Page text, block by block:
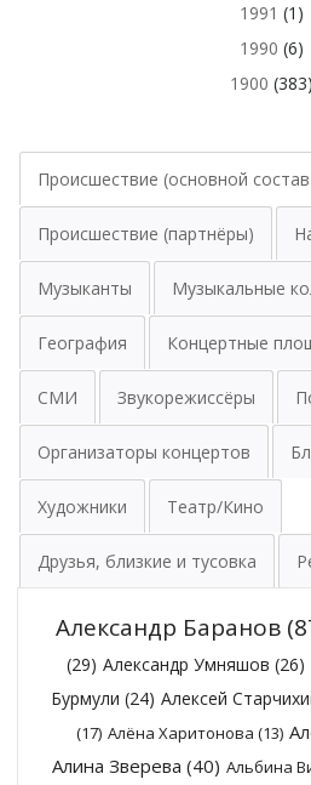
1991 (1)
1990 (6)
1900 (383)
Происшествие (основной
Происшествие (партнёры)
Музыканты Музыкальные
География Концертные
СМИ Звукорежиссёры
Организаторы концертов
Художники Театр/Кино
Друзья, близкие и тусовка
Александр Баранов
(29) Александр Умняшов (26)
Бурмули (24) Алексей
(17) Алёна Харитонова (13)
Алина Зверева (40) Альбина